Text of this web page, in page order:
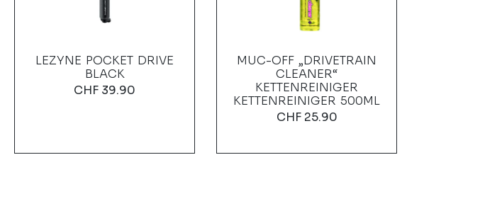
LEZYNE POCKET DRIVE
BLACK
CHF 39.90
MUC-OFF „DRIVETRAIN
CLEANER“
KETTENREINIGER
KETTENREINIGER 500ML
CHF25.90